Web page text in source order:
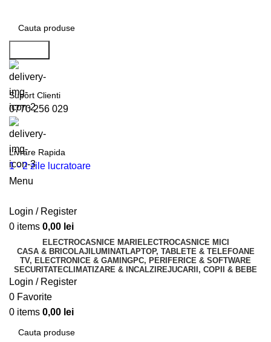
Suport Clienti
0770 256 029
Livrare Rapida
1 - 2 zile lucratoare
Menu
Login / Register
0 items 0,00 lei
ELECTROCASNICE MARI ELECTROCASNICE MICI
CASA & BRICOLAJILUMINATLAPTOP, TABLETE & TELEFOANE
TV, ELECTRONICE & GAMINGPC, PERIFERICE & SOFTWARE
SECURITATECLIMATIZARE & INCALZIREJUCARII, COPII & BEBE
Login / Register
0 Favorite
0 items 0,00 lei